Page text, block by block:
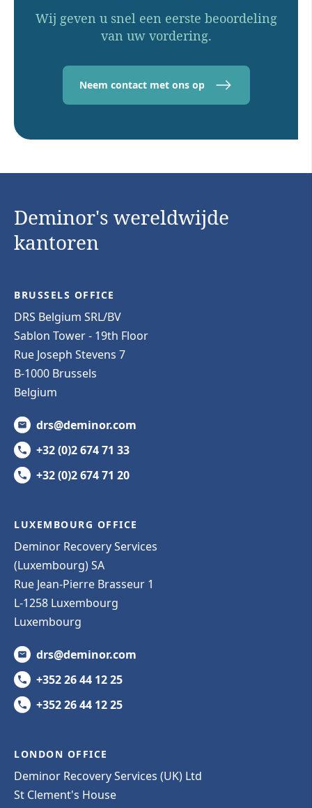
Wij geven u snel een eerste beoordeling
van uw vordering.
Neem contact met ons op
Deminor's wereldwijde
kantoren
BRUSSELS OFFICE
DRS Belgium SRL/BV
Sablon Tower - 19th Floor
Rue Joseph Stevens 7
B-1000 Brussels
Belgium
drs@deminor.com
+32 (0)2 674 71 33
+32 (0)2 674 71 20
LUXEMBOURG OFFICE
Deminor Recovery Services
(Luxembourg) SA
Rue Jean-Pierre Brasseur 1
L-1258 Luxembourg
Luxembourg
drs@deminor.com
+352 26 44 12 25
+352 26 44 12 25
LONDON OFFICE
Deminor Recovery Services (UK) Ltd
St Clement's House